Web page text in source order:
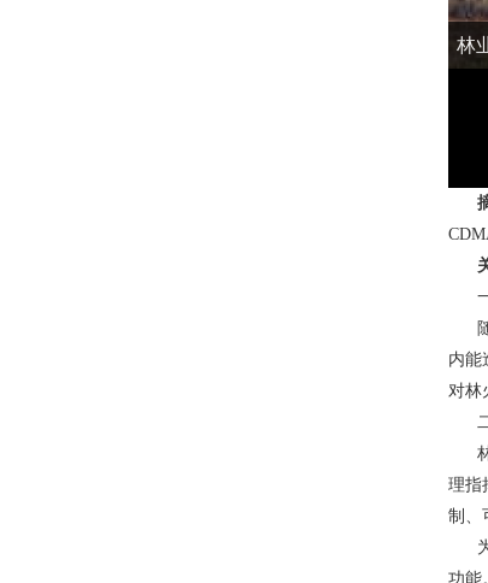
林
内能
对林
理指
制、
功能